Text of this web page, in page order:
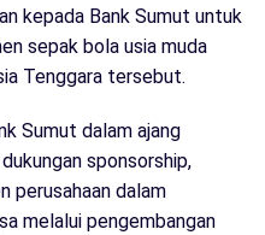
kepada Bank Sumut untuk
sepak bola usia muda
Tenggara tersebut.
Sumut dalam ajang
sponsorship,
perusahaan dalam
melalui pengembangan